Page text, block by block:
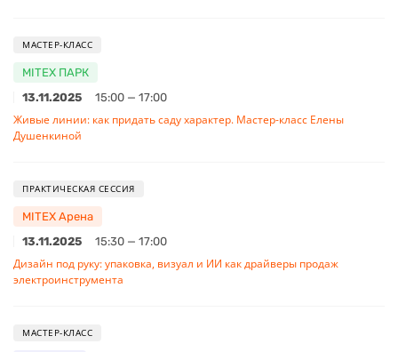
МАСТЕР-КЛАСС
MITEX ПАРК
13.11.2025
15:00 — 17:00
Живые линии: как придать саду характер. Мастер-класс Елены
Душенкиной
ПРАКТИЧЕСКАЯ СЕССИЯ
MITEX Арена
13.11.2025
15:30 — 17:00
Дизайн под руку: упаковка, визуал и ИИ как драйверы продаж
электроинструмента
МАСТЕР-КЛАСС